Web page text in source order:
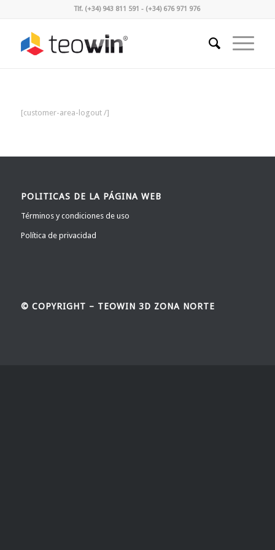
Tlf. (+34) 943 811 591 - (+34) 676 971 976
[customer-area-logout /]
POLITICAS DE LA PÁGINA WEB
Términos y condiciones de uso
Política de privacidad
© COPYRIGHT – TEOWIN 3D ZONA NORTE